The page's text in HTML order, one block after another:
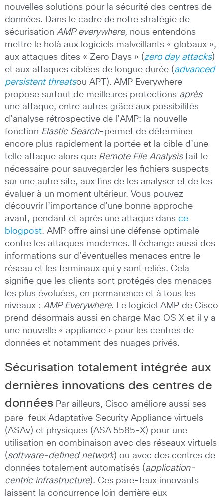
nouvelles solutions pour la sécurité des centres de
données. Dans le cadre de notre stratégie de
sécurisation AMP everywhere, nous entendons
mettre le holà aux logiciels malveillants « globaux »,
aux attaques dites « Zero Days » (zero day attacks)
et aux attaques ciblées de longue durée (advanced
persistent threatsou APT). AMP Everywhere
propose surtout de meilleures protections après
une attaque, entre autres grâce aux possibilités
d’analyse rétrospective de l’AMP: la nouvelle
fonction Elastic Search-permet de déterminer
encore plus rapidement la portée et la cible d’une
telle attaque alors que Remote File Analysisfait le
nécessaire pour sauvegarder les fichiers suspects
sur une autre site, aux fins de les analyser et de les
évaluer à un moment ultérieur. Vous pouvez
découvrir l’importance d’une bonne approche
avant, pendant et après une attaque dans ce
blogpost. AMP offre ainsi une défense optimale
contre les attaques modernes. Il échange aussi des
informations sur d’éventuelles menaces entre le
réseau et les terminaux qui y sont reliés. Cela
signifie que les clients sont protégés des menaces
les plus évoluées, en permanence et à tous les
niveaux : AMP Everywhere. Le logiciel AMP de Cisco
prend désormais aussi en charge Mac OS X et il y a
une nouvelle « appliance » pour les centres de
données et notamment des nuages privés.
Sécurisation totalement intégrée aux
dernières innovations des centres de
données Par ailleurs, Cisco améliore aussi ses
pare-feux Adaptative Security Appliance virtuels
(ASAv) et physiques (ASA 5585-X) pour une
utilisation en combinaison avec des réseaux virtuels
(software-defined network) ou avec des centres de
données totalement automatisés (application-
centric infrastructure). Ces pare-feux innovants
laissent la concurrence loin derrière eux